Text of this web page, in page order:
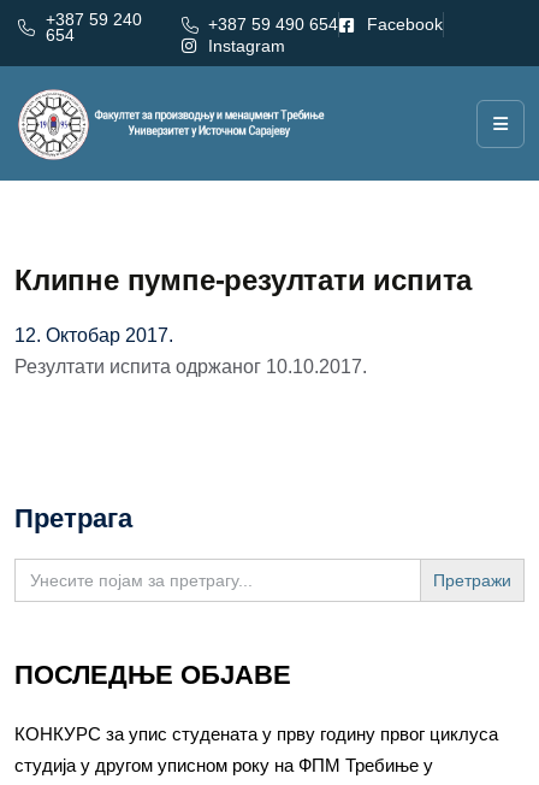
+387 59 240
654
+387 59 490 654
Facebook
Instagram
Клипне пумпе-резултати испита
12. Октобар 2017.
Резултати испита одржаног 10.10.2017.
Претрага
Search
for:
ПОСЛЕДЊЕ ОБЈАВЕ
КОНКУРС за упис студената у прву годину првог циклуса
студија у другом уписном року на ФПМ Требиње у